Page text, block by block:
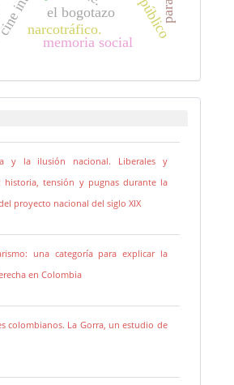
el bogotazo
narcotráfico.
memoria social
y la ilusión nacional. Liberales y
historia, tensión y pugnas durante la
proyecto nacional del siglo XIX
una categoría para explicar la
en Colombia
colombianos. La Gorra, un estudio de